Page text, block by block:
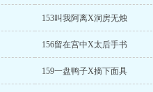
153叫我阿离X洞房无烛
156留在宫中X太后手书
159一盘鸭子X摘下面具